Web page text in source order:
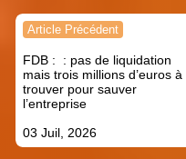
Navigation
l’article
Article Précédent
FDB : : pas de liquidation
mais trois millions d’euros à
trouver pour sauver
l’entreprise
03 Juil, 2026